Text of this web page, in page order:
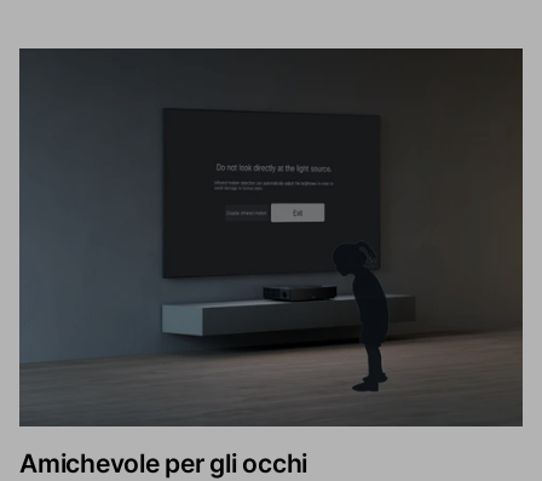
Amichevole per gli occhi